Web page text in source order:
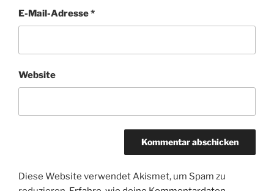
E-Mail-Adresse*
Website
Diese Website verwendet Akismet, um Spam zu